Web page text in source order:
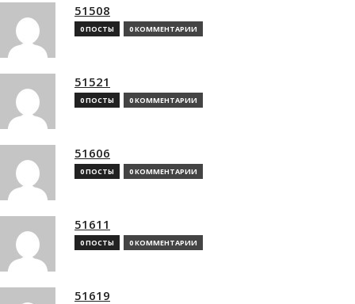
51508
0 ПОСТЫ 0 КОММЕНТАРИИ
51521
0 ПОСТЫ 0 КОММЕНТАРИИ
51606
0 ПОСТЫ 0 КОММЕНТАРИИ
51611
0 ПОСТЫ 0 КОММЕНТАРИИ
51619